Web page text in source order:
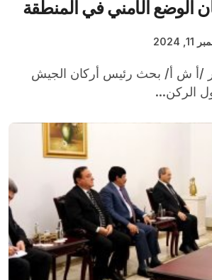
الوضع الأمني في المنطقة
2024
الركن...